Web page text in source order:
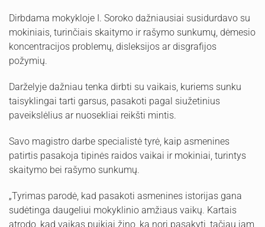
Dirbdama mokykloje I. Soroko dažniausiai susidurdavo su
mokiniais, turinčiais skaitymo ir rašymo sunkumų, dėmesio
koncentracijos problemų, disleksijos ar disgrafijos
požymių.
Darželyje dažniau tenka dirbti su vaikais, kuriems sunku
taisyklingai tarti garsus, pasakoti pagal siužetinius
paveikslėlius ar nuosekliai reikšti mintis.
Savo magistro darbe specialistė tyrė, kaip asmenines
patirtis pasakoja tipinės raidos vaikai ir mokiniai, turintys
skaitymo bei rašymo sunkumų.
„Tyrimas parodė, kad pasakoti asmenines istorijas gana
sudėtinga daugeliui mokyklinio amžiaus vaikų. Kartais
atrodo, kad vaikas puikiai žino, ką nori pasakyti, tačiau jam